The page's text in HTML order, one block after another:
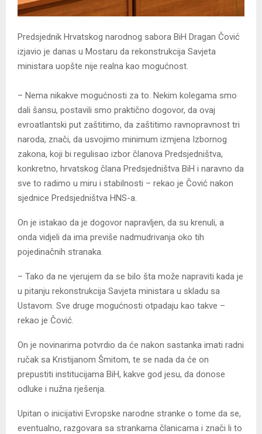
Predsjednik Hrvatskog narodnog sabora BiH Dragan Čović
izjavio je danas u Mostaru da rekonstrukcija Savjeta
ministara uopšte nije realna kao mogućnost.
– Nema nikakve mogućnosti za to. Nekim kolegama smo
dali šansu, postavili smo praktično dogovor, da ovaj
evroatlantski put zaštitimo, da zaštitimo ravnopravnost tri
naroda, znači, da usvojimo minimum izmjena Izbornog
zakona, koji bi regulisao izbor članova Predsjedništva,
konkretno, hrvatskog člana Predsjedništva BiH i naravno da
sve to radimo u miru i stabilnosti – rekao je Čović nakon
sjednice Predsjedništva HNS-a.
On je istakao da je dogovor napravljen, da su krenuli, a
onda vidjeli da ima previše nadmudrivanja oko tih
pojedinačnih stranaka.
– Tako da ne vjerujem da se bilo šta može napraviti kada je
u pitanju rekonstrukcija Savjeta ministara u skladu sa
Ustavom. Sve druge mogućnosti otpadaju kao takve –
rekao je Čović.
On je novinarima potvrdio da će nakon sastanka imati radni
ručak sa Kristijanom Šmitom, te se nada da će on
prepustiti institucijama BiH, kakve god jesu, da donose
odluke i nužna rješenja.
Upitan o inicijativi Evropske narodne stranke o tome da se,
eventualno, razgovara sa strankama članicama i znači li to